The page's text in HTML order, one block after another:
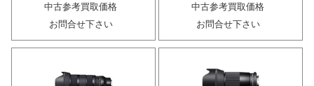
中古参考買取価格
お問合せ下さい
中古参考買取価格
お問合せ下さい